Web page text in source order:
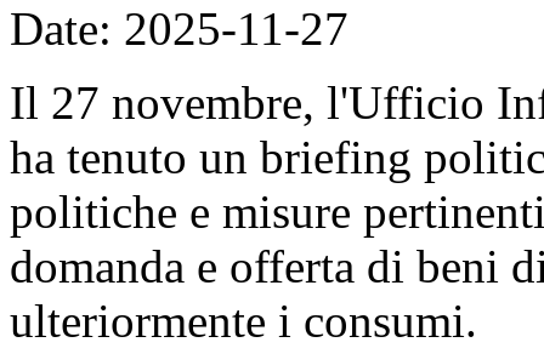
Date: 2025-11-27
Il 27 novembre, l'Ufficio
ha tenuto un briefing
politiche e misure
domanda e offerta di beni
ulteriormente i consumi.